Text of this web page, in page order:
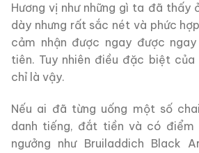
Hương vị như những gì ta đã thấy
dày nhưng rất sắc nét và phức
cảm nhận được ngay được
tiên. Tuy nhiên điều đặc biệt của
chỉ là vậy.
Nếu ai đã từng uống một số
danh tiếng, đắt tiền và có điểm
ngưởng như Bruiladdich Black